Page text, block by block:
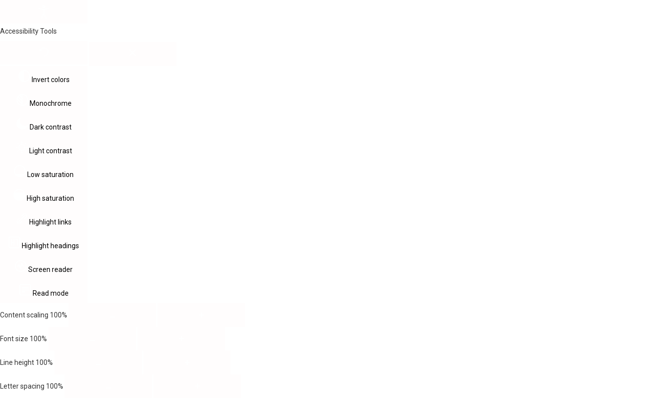
Accessibility Tools
Invert colors
Monochrome
Dark contrast
Light contrast
Low saturation
High saturation
Highlight links
Highlight headings
Screen reader
Read mode
Content scaling 100%
Font size 100%
Line height 100%
Letter spacing 100%